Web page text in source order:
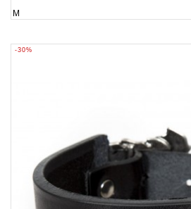
M
-30%